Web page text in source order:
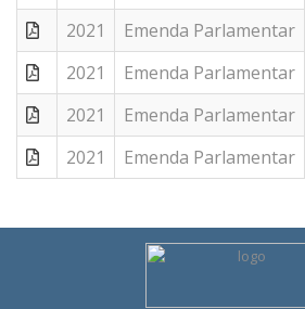
2021
Emenda Parlamentar
2021
Emenda Parlamentar
2021
Emenda Parlamentar
2021
Emenda Parlamentar